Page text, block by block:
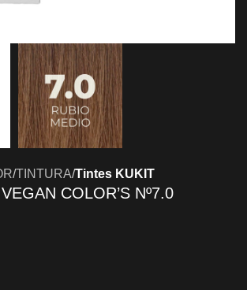
TINTURA Tintes KUKIT
COLOR’S Nº7.0